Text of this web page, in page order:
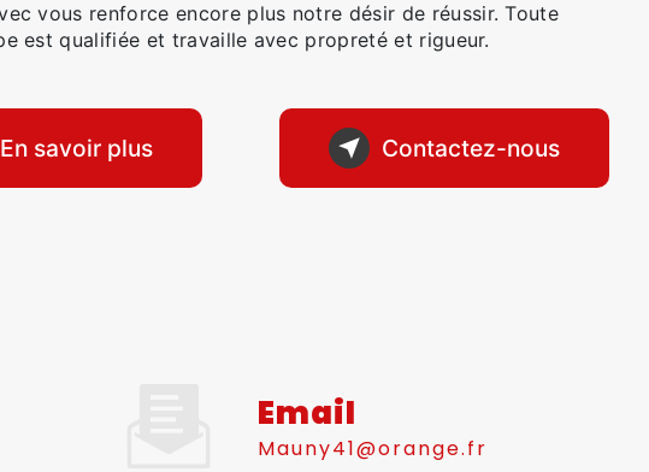
vous renforce encore plus notre désir de réussir. Toute
est qualifiée et travaille avec propreté et rigueur.
En savoir plus Contactez-nous
Email
mauny41@orange.fr